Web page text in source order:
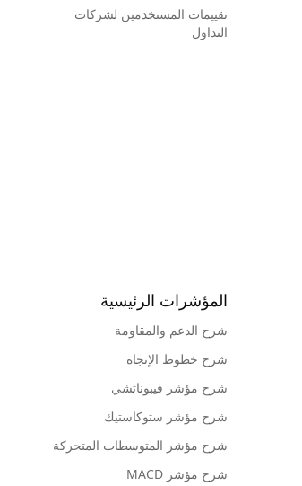
تقييمات المستخدمين لشركات
التداول
المؤشرات الرئيسية
شرح الدعم والمقاومة
شرح خطوط الإتجاه
شرح مؤشر فيبوناتشي
شرح مؤشر ستوكاستيك
شرح مؤشر المتوسطات المتحركة
شرح مؤشر MACD